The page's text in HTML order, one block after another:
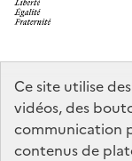
Ce site utilise
vidéos, des
communication
contenus de
legifrance.gouv.fr
service-